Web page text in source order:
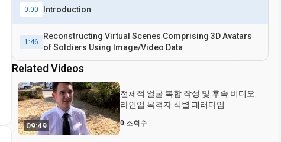
0:00 Introduction
1:46
Reconstructing Virtual Scenes Comprising 3D Avatars
of Soldiers Using Image/Video Data
Related Videos
09:49
전체적 얼굴 복합 작성 및 후속 비디오
라인업 목격자 식별 패러다임
0 조회수